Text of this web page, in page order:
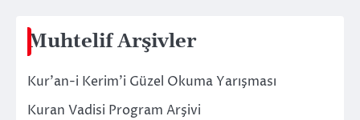
Muhtelif Arşivler
Kur’an-i Kerim’i Güzel Okuma Yarışması
Kuran Vadisi Program Arşivi